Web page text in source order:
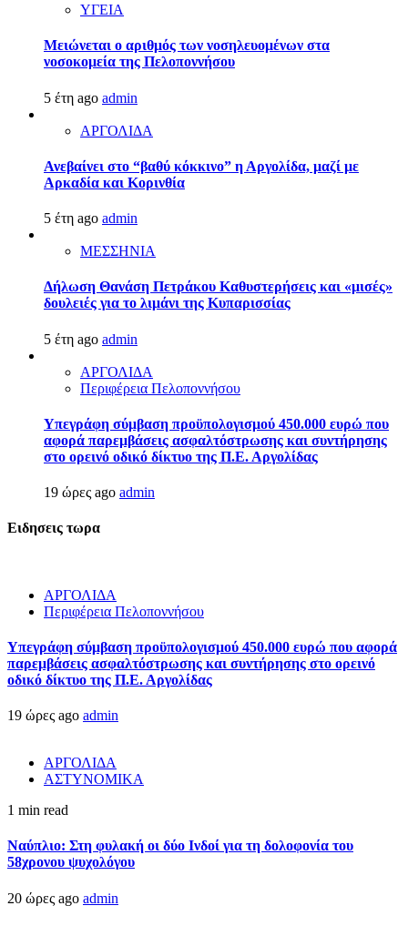
ΥΓΕΙΑ
Μειώνεται ο αριθμός των νοσηλευομένων στα
νοσοκομεία της Πελοποννήσου
5 έτη ago admin
ΑΡΓΟΛΙΔΑ
Ανεβαίνει στο “βαθύ κόκκινο” η Αργολίδα, μαζί με
Αρκαδία και Κορινθία
5 έτη ago admin
ΜΕΣΣΗΝΙΑ
Δήλωση Θανάση Πετράκου Καθυστερήσεις και «μισές»
δουλειές για το λιμάνι της Κυπαρισσίας
5 έτη ago admin
ΑΡΓΟΛΙΔΑ
Περιφέρεια Πελοποννήσου
Υπεγράφη σύμβαση προϋπολογισμού 450.000 ευρώ που
αφορά παρεμβάσεις ασφαλτόστρωσης και συντήρησης
στο ορεινό οδικό δίκτυο της Π.Ε. Αργολίδας
19 ώρες ago admin
Ειδησεις τωρα
ΑΡΓΟΛΙΔΑ
Περιφέρεια Πελοποννήσου
Υπεγράφη σύμβαση προϋπολογισμού 450.000 ευρώ που αφορά
παρεμβάσεις ασφαλτόστρωσης και συντήρησης στο ορεινό
οδικό δίκτυο της Π.Ε. Αργολίδας
19 ώρες ago admin
ΑΡΓΟΛΙΔΑ
ΑΣΤΥΝΟΜΙΚΑ
1 min read
Ναύπλιο: Στη φυλακή οι δύο Ινδοί για τη δολοφονία του
58χρονου ψυχολόγου
20 ώρες ago admin